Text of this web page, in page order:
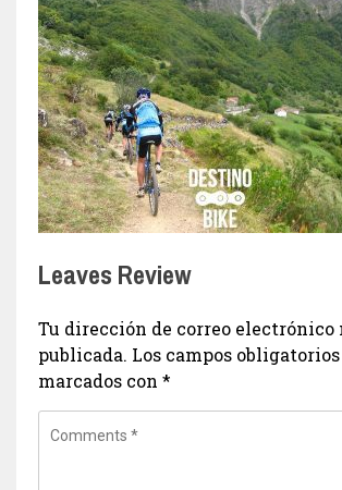
Leaves Review
Tu dirección de correo electrónico
publicada. Los campos
marcados con *